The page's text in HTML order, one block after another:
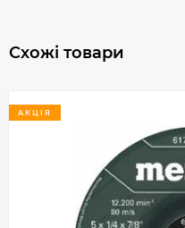
Схожі товари
АКЦІЯ